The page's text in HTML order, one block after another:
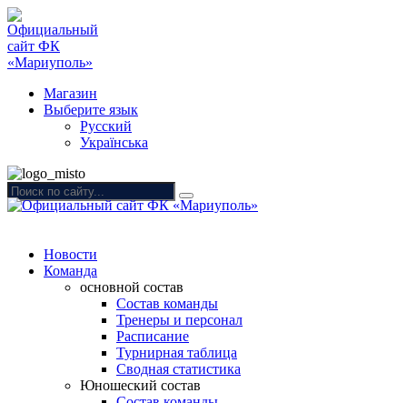
Магазин
Выберите язык
Русский
Українська
Новости
Команда
основной состав
Состав команды
Тренеры и персонал
Расписание
Турнирная таблица
Сводная статистика
Юношеский состав